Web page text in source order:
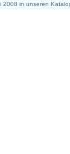
2008 in unseren